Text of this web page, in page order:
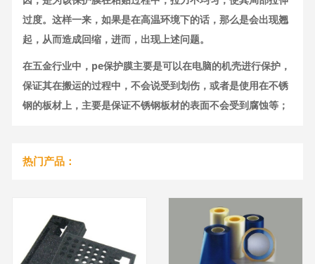
过度。这样一来，如果是在高温环境下的话，那么是会出现翘
起，从而造成回缩，进而，出现上述问题。
在五金行业中，pe保护膜主要是可以在电脑的机壳进行保护，
保证其在搬运的过程中，不会说受到划伤，或者是使用在不锈
钢的板材上，主要是保证不锈钢板材的表面不会受到腐蚀等；
热门产品：